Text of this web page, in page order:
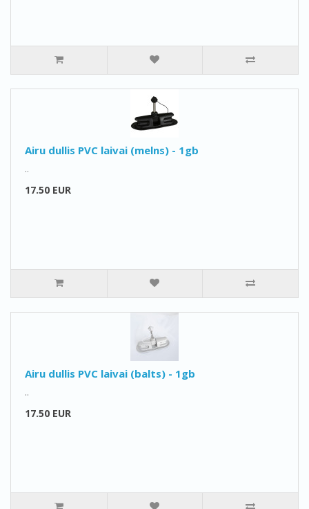
Airu dullis PVC laivai (melns) - 1gb
..
17.50 EUR
Airu dullis PVC laivai (balts) - 1gb
..
17.50 EUR